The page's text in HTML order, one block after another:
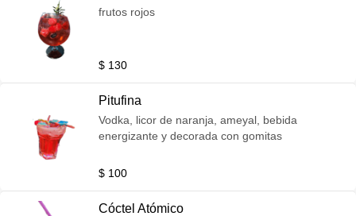
frutos rojos
$ 130
Pitufina
Vodka, licor de naranja, ameyal, bebida
energizante y decorada con gomitas
$ 100
Cóctel Atómico